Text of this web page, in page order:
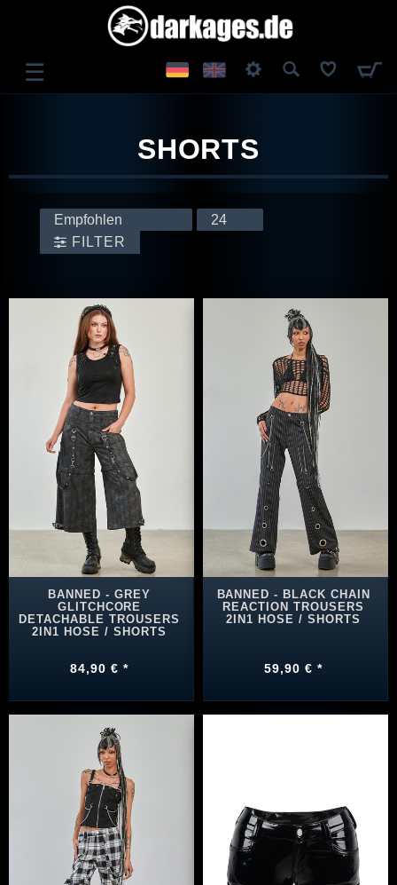
☰
SHORTS
FILTER
BANNED - GREY
GLITCHCORE
DETACHABLE TROUSERS
2IN1 HOSE / SHORTS
84,90 € *
BANNED - BLACK CHAIN
REACTION TROUSERS
2IN1 HOSE / SHORTS
59,90 € *